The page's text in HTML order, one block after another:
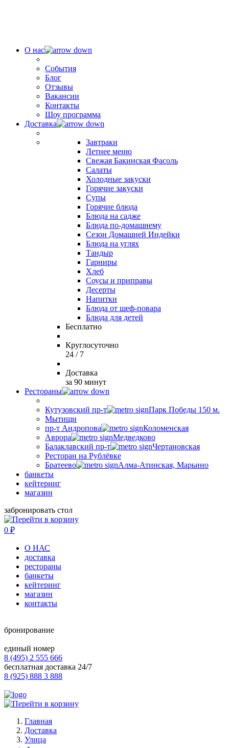
О нас
События
Блог
Отзывы
Вакансии
Контакты
Шоу программа
Доставка
Завтраки
Летнее меню
Свежая Бакинская Фасоль
Салаты
Холодные закуски
Горячие закуски
Супы
Горячие блюда
Блюда на садже
Блюда по-домашнему
Сезон Домашней Индейки
Блюда на углях
Тандыр
Гарниры
Хлеб
Соусы и приправы
Десерты
Напитки
Блюда от шеф-повара
Блюда для детей
Бесплатно
Круглосуточно
24 / 7
Доставка
за 90 минут
Рестораны
Кутузовский пр-т
Парк Победы 150 м.
Мытищи
пр-т Андропова
Коломенская
Аврора
Медведково
Балаклавский пр-т
Чертановская
Ресторан на Рублёвке
Братеево
Алма-Атинская, Марьино
банкеты
кейтеринг
магазин
забронировать стол
0 ₽
О НАС
доставка
рестораны
банкеты
кейтеринг
магазин
контакты
бронирование
единый номер
8 (495) 2 555 666
бесплатная доставка 24/7
8 (925) 888 3 888
Главная
Доставка
Улица